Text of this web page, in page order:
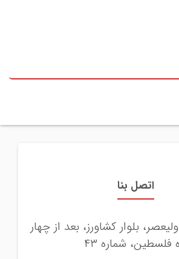
اتصل بنا
بلوار كشاورز، بعد از چهار
فلسطين، شماره ۴۳